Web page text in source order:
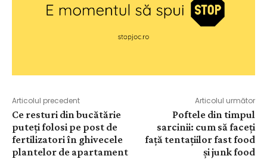
Articolul precedent
Ce resturi din bucătărie
puteți folosi pe post de
fertilizatori în ghivecele
plantelor de apartament
Articolul următor
Poftele din timpul
sarcinii: cum să faceți
față tentațiilor fast food
și junk food